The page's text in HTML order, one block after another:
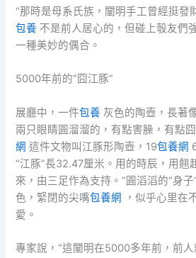
“那時是母系氏族，闡明手工曾經挺發
包養 不是前人居心的，但碰上彀友們
一種美妙的偶合。
5000年前的“囧江豚”
展廳中，一件包養 灰色的陶壺，長著
兩只眼睛圓溜溜的，有點害臊，有點
網 這件文物叫江豚形陶壺，19包養網
“江豚”長32.47厘米。用的時辰，用翹
來，由三足作為支持。”圓滔滔的“身
色，緊閉的尖嘴包養網
，似乎心里在
愛。
專家說，“這闡明在5000多年前，前